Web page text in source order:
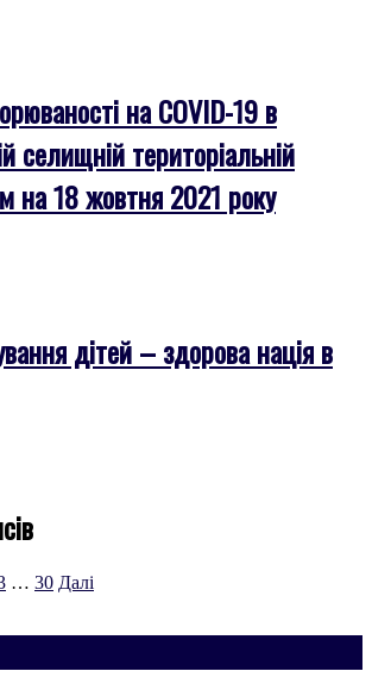
на COVID-19 в
селищній територіальній
на 18 жовтня 2021 року
дітей – здорова нація в
… 30 Далі